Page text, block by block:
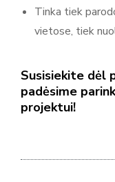
Tinka tiek
vietose, tiek
Susisiekite dėl
padėsime
projektui!